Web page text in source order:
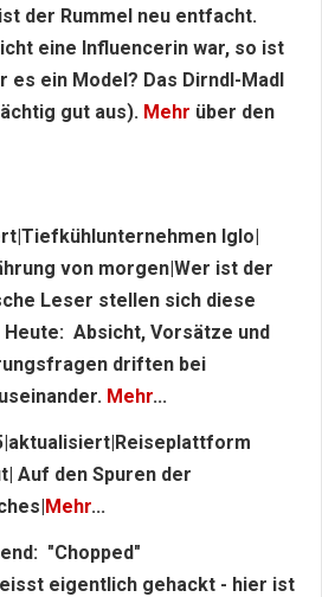
der Rummel neu entfacht.
eine Influencerin war, so ist
es ein Model? Das Dirndl-Madl
gut aus). Mehr über den
Iglo|
von morgen|Wer ist der
Leser stellen sich diese
Absicht, Vorsätze und
driften bei
Mehr...
Auf den Spuren der
Mehr...
"Chopped"
eigentlich gehackt - hier ist